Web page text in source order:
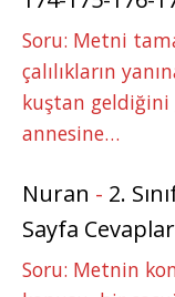
Soru: Metni
çalılıkların
kuştan geldiğini
annesine…
Nuran - 2.
Sayfa
Soru: Metnin